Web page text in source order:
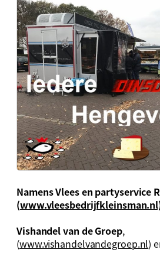
NamensVlees en partyservice
(
Vishandel van de Groep,
(www.vishandelvandegroep.nl)